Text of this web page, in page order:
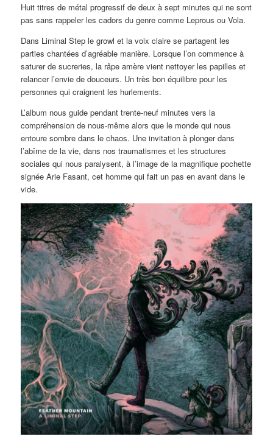
Huit titres de métal progressif de deux à sept minutes qui ne sont
pas sans rappeler les cadors du genre comme Leprous ou Vola.
Dans Liminal Step le growl et la voix claire se partagent les
parties chantées d’agréable manière. Lorsque l’on commence à
saturer de sucreries, la râpe amère vient nettoyer les papilles et
relancer l’envie de douceurs. Un très bon équilibre pour les
personnes qui craignent les hurlements.
L’album nous guide pendant trente-neuf minutes vers la
compréhension de nous-même alors que le monde qui nous
entoure sombre dans le chaos. Une invitation à plonger dans
l’abîme de la vie, dans nos traumatismes et les structures
sociales qui nous paralysent, à l’image de la magnifique pochette
signée Arie Fasant, cet homme qui fait un pas en avant dans le
vide.